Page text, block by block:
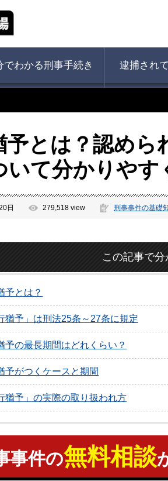
でわかる刑事手続き 逮捕され
予とは？認めら
いて分かりやす
日 279,518 view 刑事事件の基礎
この記事で分
予とは？
猶予」は刑法25条～27条に規定
予の最長期間はどれくらい？
予がつくケースと期間
猶予」の実際の取り扱われ方
事件の無料相談